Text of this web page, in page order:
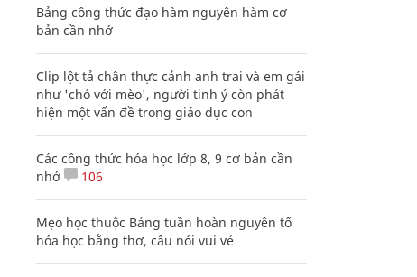
Bảng công thức đạo hàm nguyên hàm cơ
bản cần nhớ
Clip lột tả chân thực cảnh anh trai và em gái
như 'chó với mèo', người tinh ý còn phát
hiện một vấn đề trong giáo dục con
Các công thức hóa học lớp 8, 9 cơ bản cần
nhớ
106
Mẹo học thuộc Bảng tuần hoàn nguyên tố
hóa học bằng thơ, câu nói vui vẻ